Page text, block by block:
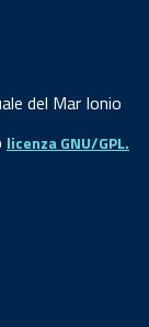
del Mar Ionio
licenza GNU/GPL.